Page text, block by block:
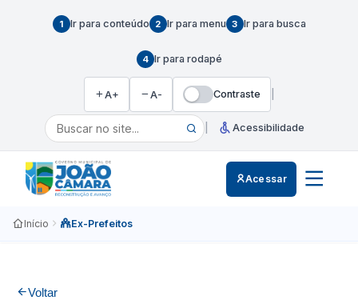
1 Ir para conteúdo 2 Ir para menu 3 Ir para busca
4 Ir para rodapé
A+ A- Contraste
| Acessibilidade
Acessar
Início Ex-Prefeitos
Voltar